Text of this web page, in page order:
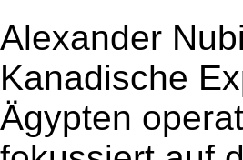
Alexander
Kanadische
Ägypten